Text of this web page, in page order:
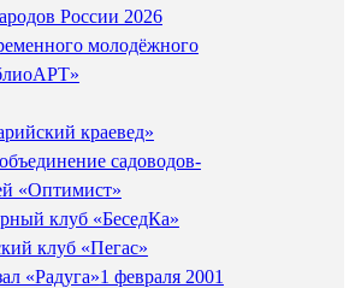
России 2026
молодёжного
краевед»
садоводов-
«Оптимист»
клуб «БеседКа»
клуб «Пегас»
«Радуга»1 февраля 2001